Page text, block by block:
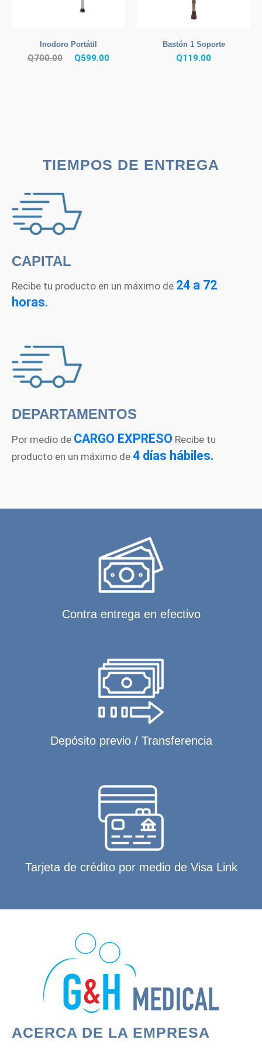
Inodoro Portátil
Q700.00 Q599.00El
Bastón 1 Soporte
Q119.00
TIEMPOS DE ENTREGA
CAPITAL
Recibe tu producto en un máximo de 24 a 72
horas.
DEPARTAMENTOS
Por medio de CARGO EXPRESO Recibe tu
producto en un máximo de 4 días hábiles.
Contra entrega en efectivo
Depósito previo / Transferencia
Tarjeta de crédito por medio de Visa Link
ACERCA DE LA EMPRESA